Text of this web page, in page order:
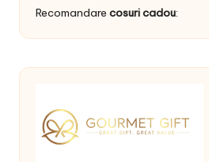
Recomandare cosuri cadou: